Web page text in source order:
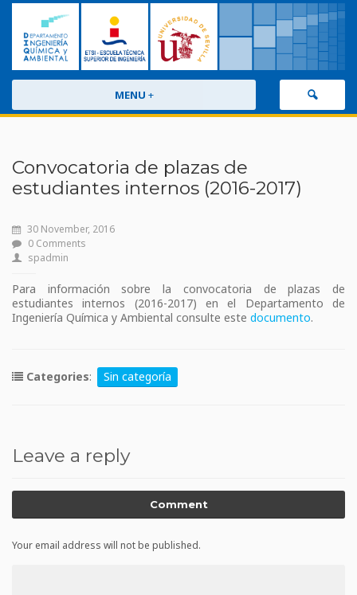
MENU +
Convocatoria de plazas de
estudiantes internos (2016-2017)
30 November, 2016
0 Comments
spadmin
Para información sobre la convocatoria de plazas de
estudiantes internos (2016-2017) en el Departamento de
Ingeniería Química y Ambiental consulte este documento.
Categories: Sin categoría
Leave a reply
Comment
Your email address will not be published.